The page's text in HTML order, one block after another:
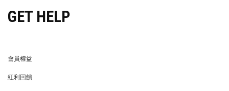
GET HELP
會員權益
紅利回饋